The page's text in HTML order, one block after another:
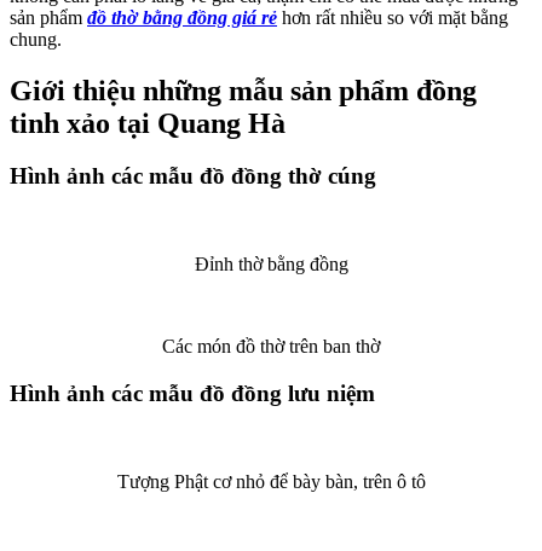
sản phẩm đồ thờ bằng đồng giá rẻ hơn rất nhiều so với mặt bằng
chung.
Giới thiệu những mẫu sản phẩm đồng
tinh xảo tại Quang Hà
Hình ảnh các mẫu đồ đồng thờ cúng
Đỉnh thờ bằng đồng
Các món đồ thờ trên ban thờ
Hình ảnh các mẫu đồ đồng lưu niệm
Tượng Phật cơ nhỏ để bày bàn, trên ô tô